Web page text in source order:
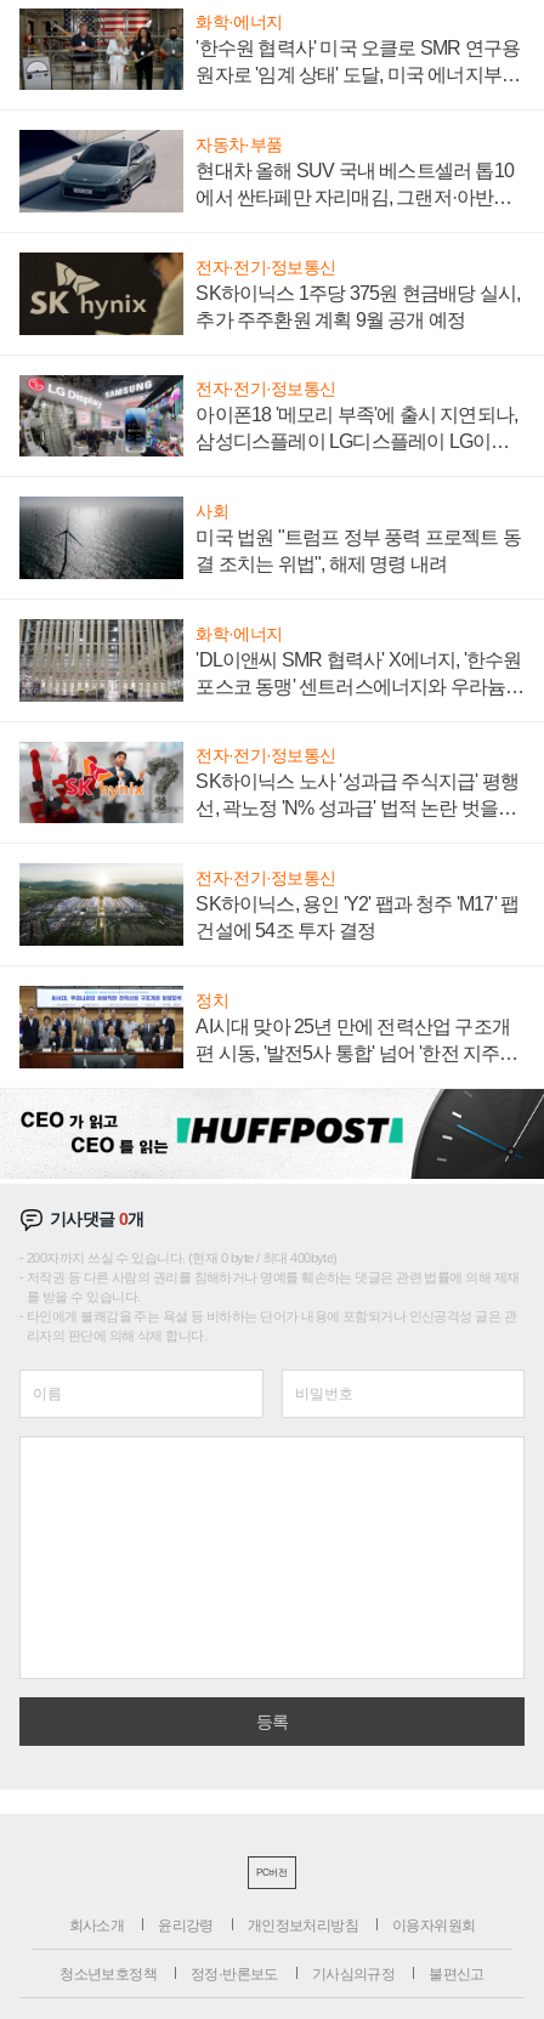
화학·에너지
'한수원 협력사' 미국 오클로 SMR 연구용
원자로 '임계 상태' 도달, 미국 에너지부
자동차·부품
현대차 올해 SUV 국내 베스트셀러 톱10
에서 싼타페만 자리매김, 그랜저·아반떼
전자·전기·정보통신
SK하이닉스 1주당 375원 현금배당 실시,
추가 주주환원 계획 9월 공개 예정
전자·전기·정보통신
아이폰18 '메모리 부족'에 출시 지연되나,
삼성디스플레이 LG디스플레이 LG이노
사회
미국 법원 "트럼프 정부 풍력 프로젝트 동
결 조치는 위법", 해제 명령 내려
화학·에너지
'DL이앤씨 SMR 협력사' X에너지, '한수원
포스코 동맹' 센트러스에너지와 우라늄
전자·전기·정보통신
SK하이닉스 노사 '성과급 주식지급' 평행
선, 곽노정 'N% 성과급' 법적 논란 벗을지
전자·전기·정보통신
SK하이닉스, 용인 'Y2' 팹과 청주 'M17' 팹
건설에 54조 투자 결정
정치
AI시대 맞아 25년 만에 전력산업 구조개
편 시동, '발전5사 통합' 넘어 '한전 지주사'
기사댓글0개
200자까지 쓰실 수 있습니다. (현재 0 byte / 최대 400byte)
저작권 등 다른 사람의 권리를 침해하거나 명예를 훼손하는 댓글은 관련 법률에 의해 제재
를 받을 수 있습니다.
타인에게 불쾌감을 주는 욕설 등 비하하는 단어가 내용에 포함되거나 인신공격성 글은 관
리자의 판단에 의해 삭제 합니다.
PC버전
회사소개 윤리강령 개인정보처리방침 이용자위원회
청소년보호정책 정정·반론보도 기사심의규정 불편신고